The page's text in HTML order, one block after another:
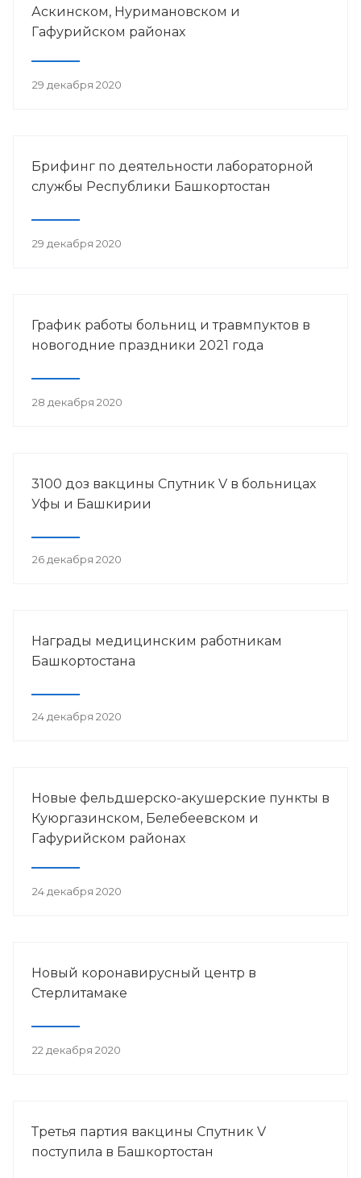
Аскинском, Нуримановском и
Гафурийском районах
29 декабря 2020
Брифинг по деятельности лабораторной
службы Республики Башкортостан
29 декабря 2020
График работы больниц и травмпуктов в
новогодние праздники 2021 года
28 декабря 2020
3100 доз вакцины Спутник V в больницах
Уфы и Башкирии
26 декабря 2020
Награды медицинским работникам
Башкортостана
24 декабря 2020
Новые фельдшерско-акушерские пункты в
Куюргазинском, Белебеевском и
Гафурийском районах
24 декабря 2020
Новый коронавирусный центр в
Стерлитамаке
22 декабря 2020
Третья партия вакцины Спутник V
поступила в Башкортостан